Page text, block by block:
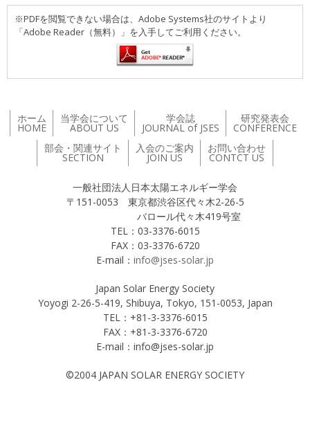
※PDFを閲覧できない場合は、Adobe Systems社のサイトより
「Adobe Reader（無料）」を入手してご利用ください。
ホーム
HOME
当学会について
ABOUT US
学会誌
JOURNAL of JSES
研究発表会
CONFERENCE
部会・関連サイト
SECTION
入会のご案内
JOIN US
お問い合わせ
CONTCT US
一般社団法人日本太陽エネルギー学会
〒151-0053 東京都渋谷区代々木2-26-5
バロール代々木419号室
TEL：03-3376-6015
FAX：03-3376-6720
E-mail： info@jses-solar.jp
Japan Solar Energy Society
Yoyogi 2-26-5-419, Shibuya, Tokyo, 151-0053, Japan
TEL：+81-3-3376-6015
FAX：+81-3-3376-6720
E-mail：info@jses-solar.jp
©2004 JAPAN SOLAR ENERGY SOCIETY